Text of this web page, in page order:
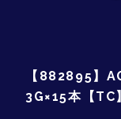
【882895】
3G×15本【TC